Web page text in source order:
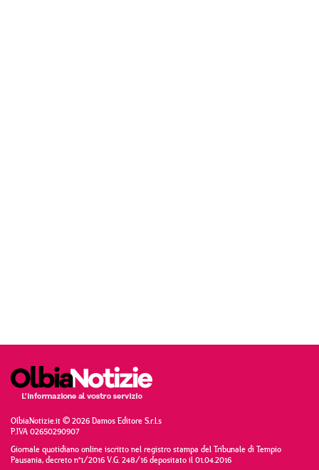
OlbiaNotizie.it © 2026 Damos Editore S.r.l.s
P.IVA 02650290907
Giornale quotidiano online iscritto nel registro stampa del Tribunale di Tempio
Pausania, decreto n°1/2016 V.G. 248/16 depositato il 01.04.2016